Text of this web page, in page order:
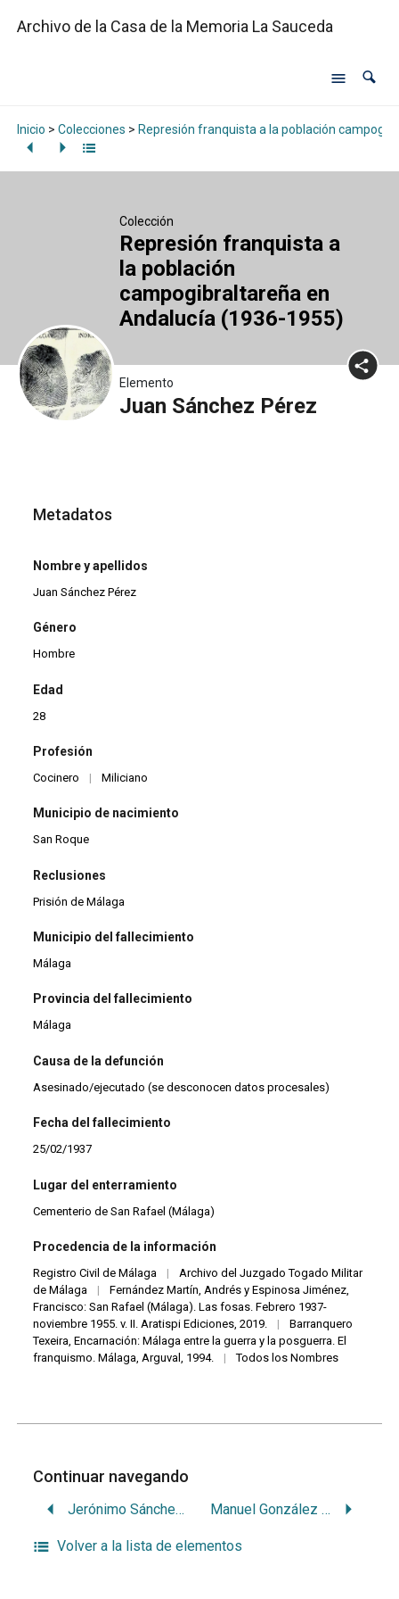
Archivo de la Casa de la Memoria La Sauceda
Inicio > Colecciones > Represión franquista a la población
Colección
Represión franquista a
la población
campogibraltareña en
Andalucía (1936-1955)
Elemento
Juan Sánchez Pérez
Metadatos
Nombre y apellidos
Juan Sánchez Pérez
Género
Hombre
Edad
28
Profesión
Cocinero | Miliciano
Municipio de nacimiento
San Roque
Reclusiones
Prisión de Málaga
Municipio del fallecimiento
Málaga
Provincia del fallecimiento
Málaga
Causa de la defunción
Asesinado/ejecutado (se desconocen datos procesales)
Fecha del fallecimiento
25/02/1937
Lugar del enterramiento
Cementerio de San Rafael (Málaga)
Procedencia de la información
Registro Civil de Málaga |
Archivo del Juzgado Togado Militar
de Málaga
|
Fernández Martín, Andrés y Espinosa Jiménez,
Francisco: San Rafael (Málaga). Las fosas. Febrero 1937-
noviembre 1955. v. II. Aratispi Ediciones, 2019.
|
Barranquero
Texeira, Encarnación: Málaga entre la guerra y la posguerra. El
franquismo. Málaga, Arguval, 1994.
| Todos los Nombres
Continuar navegando
Jerónimo Sánchez Guerrero Manuel González Gordo
Volver a la lista de elementos